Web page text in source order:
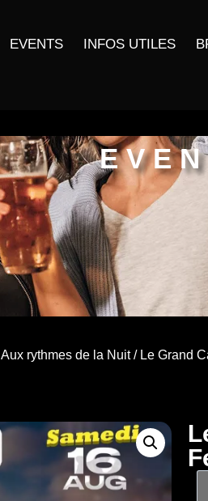
EVENTS INFOS UTILES
Aux rythmes de la Nuit/ Le Grand